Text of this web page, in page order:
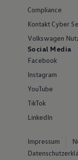
Compliance
Kontakt Cyber
Volkswagen
Social Media
Facebook
Instagram
YouTube
TikTok
LinkedIn
Impressum